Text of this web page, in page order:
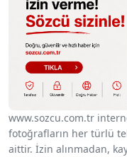
www.sozcu.com.tr
fotoğrafların her türlü
aittir. İzin alınmadan,